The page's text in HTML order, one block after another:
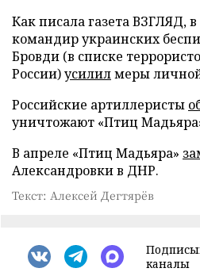
Как писала газета ВЗГЛЯД,
командир украинских
Бровди (в списке
России)усилилмеры
Российские артиллеристы
уничтожают «Птиц
В апреле «Птиц Мадьяра»
Александровки в ДНР.
Текст: Алексей Дегтярёв
каналы